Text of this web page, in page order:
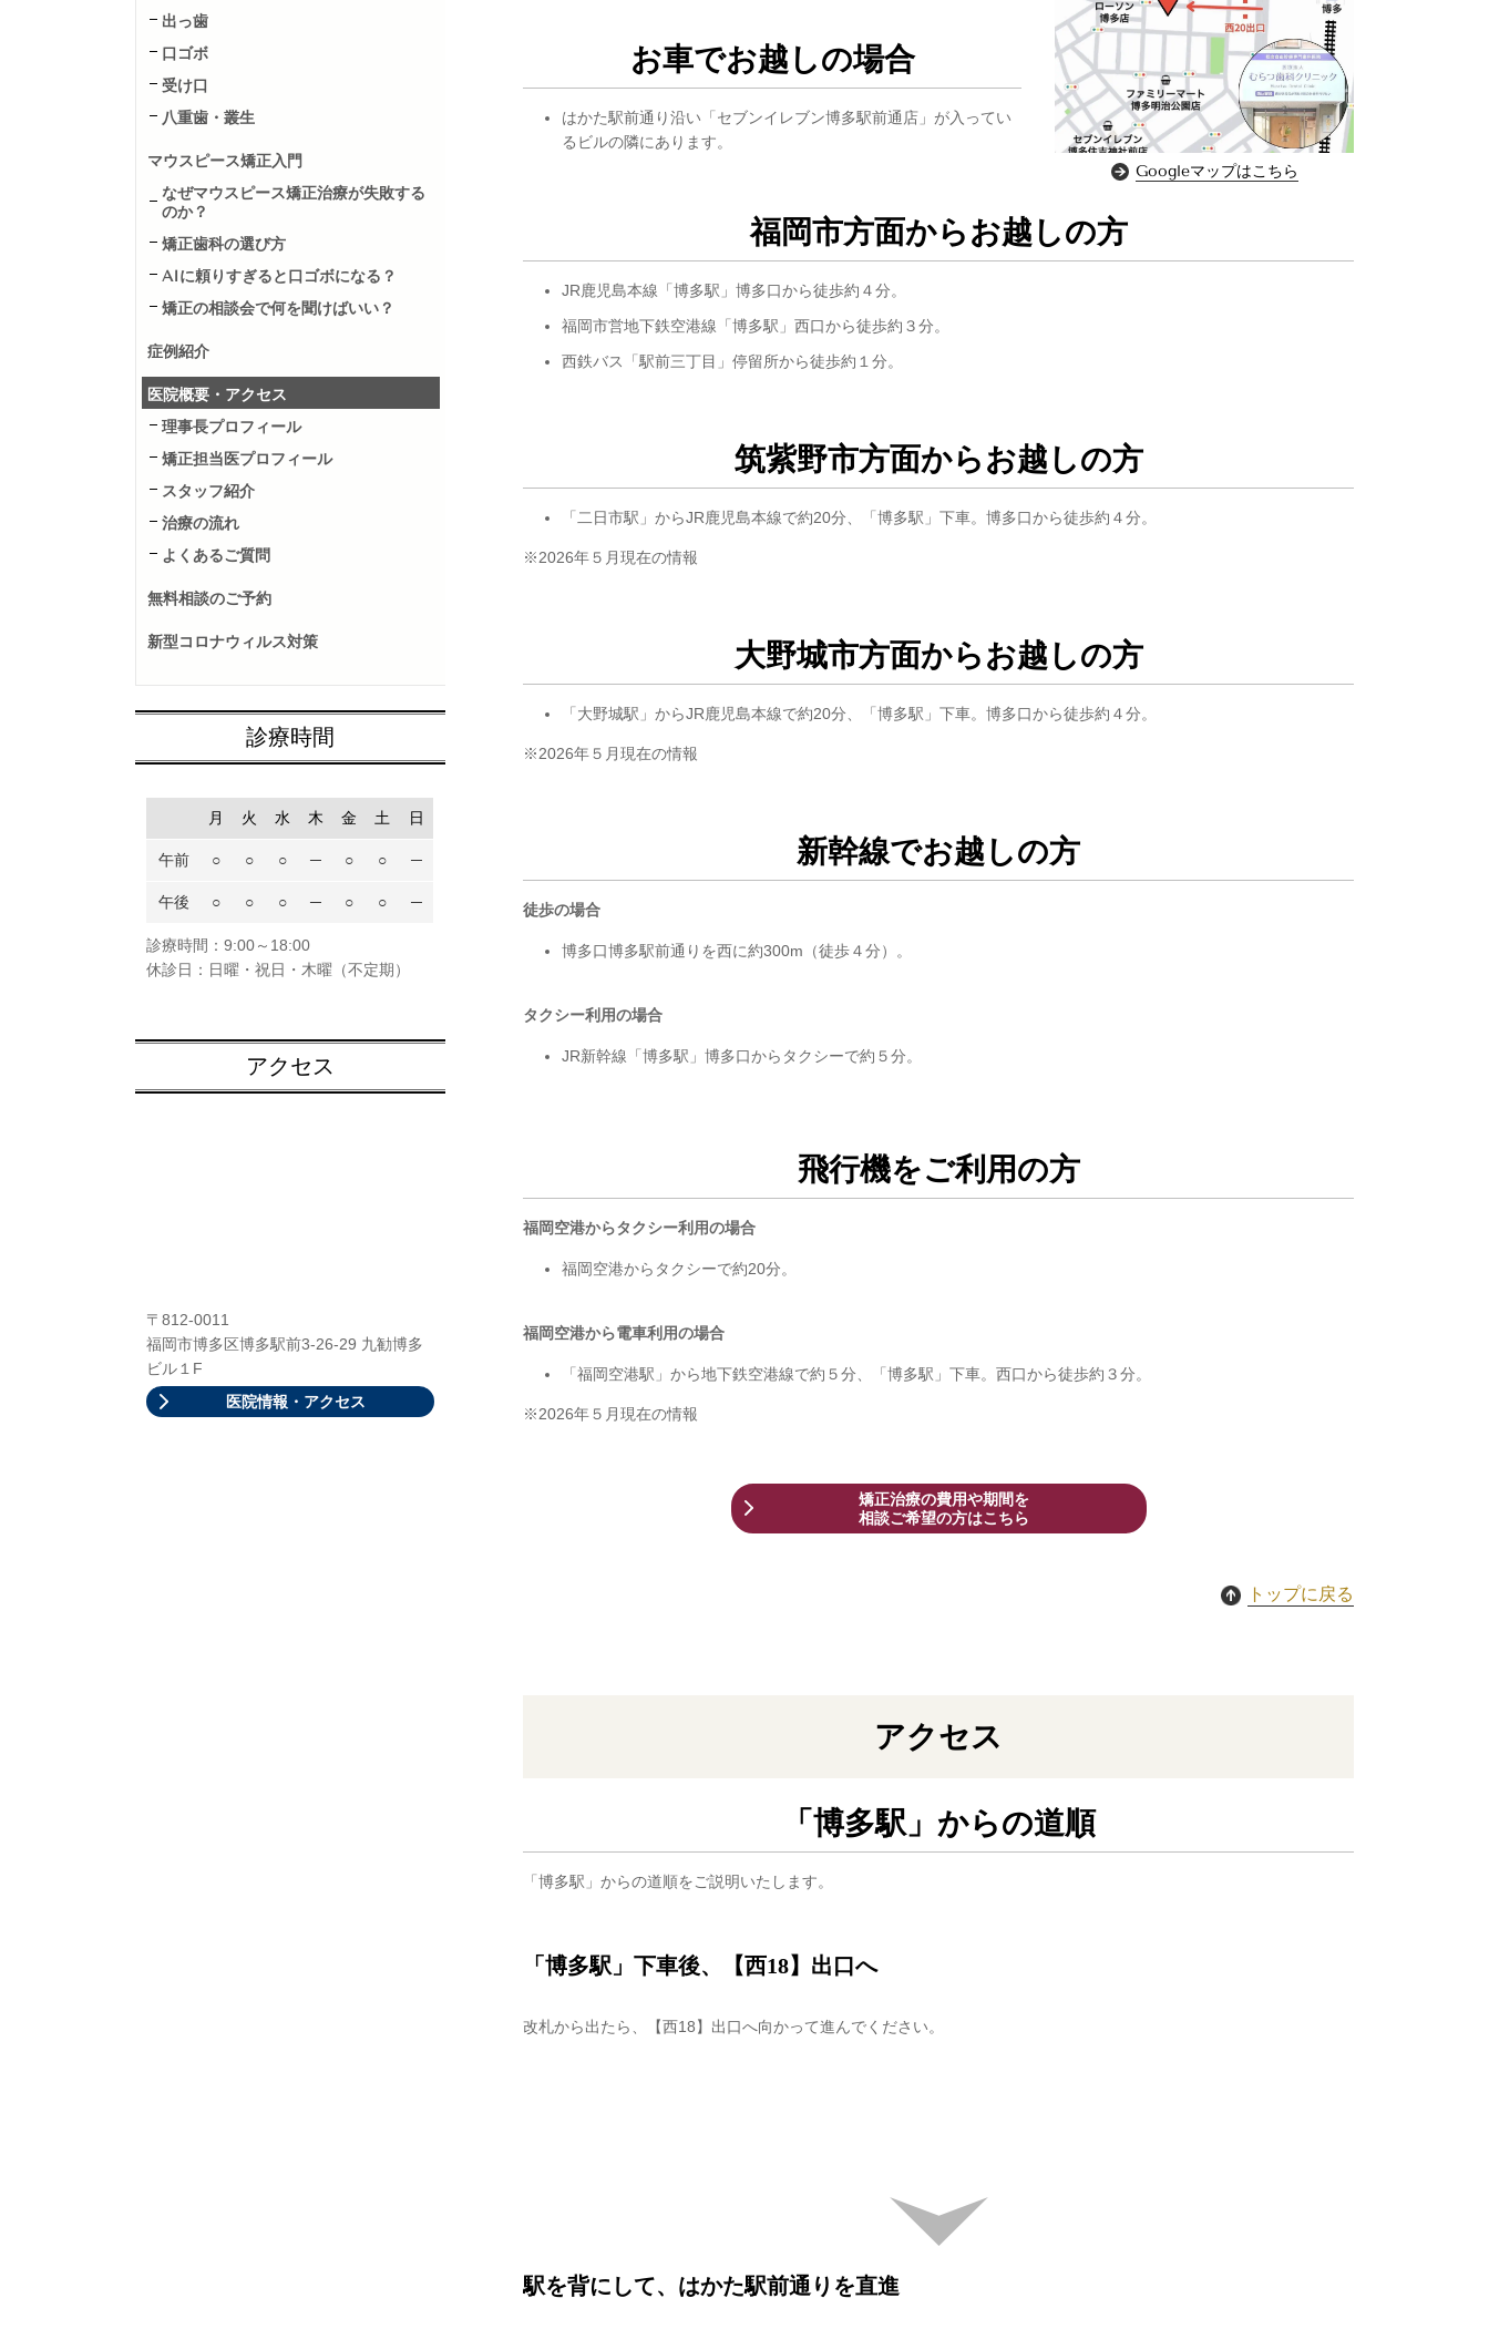
Googleマップはこちら
お車でお越しの場合
はかた駅前通り沿い「セブンイレブン博多駅前通店」が入ってい
るビルの隣にあります。
福岡市方面からお越しの方
JR鹿児島本線「博多駅」博多口から徒歩約４分。
福岡市営地下鉄空港線「博多駅」西口から徒歩約３分。
西鉄バス「駅前三丁目」停留所から徒歩約１分。
筑紫野市方面からお越しの方
「二日市駅」からJR鹿児島本線で約20分、「博多駅」下車。博多口から徒歩約４分。
※2026年５月現在の情報
大野城市方面からお越しの方
「大野城駅」からJR鹿児島本線で約20分、「博多駅」下車。博多口から徒歩約４分。
※2026年５月現在の情報
新幹線でお越しの方
徒歩の場合
博多口博多駅前通りを西に約300m（徒歩４分）。
タクシー利用の場合
JR新幹線「博多駅」博多口からタクシーで約５分。
飛行機をご利用の方
福岡空港からタクシー利用の場合
福岡空港からタクシーで約20分。
福岡空港から電車利用の場合
「福岡空港駅」から地下鉄空港線で約５分、「博多駅」下車。西口から徒歩約３分。
※2026年５月現在の情報
矯正治療の費用や期間を
相談ご希望の方はこちら
トップに戻る
アクセス
「博多駅」からの道順
「博多駅」からの道順をご説明いたします。
「博多駅」下車後、【西18】出口へ
改札から出たら、【西18】出口へ向かって進んでください。
駅を背にして、はかた駅前通りを直進
出っ歯
口ゴボ
受け口
八重歯・叢生
マウスピース矯正入門
なぜマウスピース矯正治療が失敗する
のか？
矯正歯科の選び方
AIに頼りすぎると口ゴボになる？
矯正の相談会で何を聞けばいい？
症例紹介
医院概要・アクセス
理事長プロフィール
矯正担当医プロフィール
スタッフ紹介
治療の流れ
よくあるご質問
無料相談のご予約
新型コロナウィルス対策
診療時間
月 火 水 木 金 土 日
午前 ○ ○ ○ ─ ○ ○ ─
午後 ○ ○ ○ ─ ○ ○ ─
診療時間：9:00～18:00
休診日：日曜・祝日・木曜（不定期）
アクセス
〒812-0011
福岡市博多区博多駅前3-26-29 九勧博多
ビル１F
医院情報・アクセス